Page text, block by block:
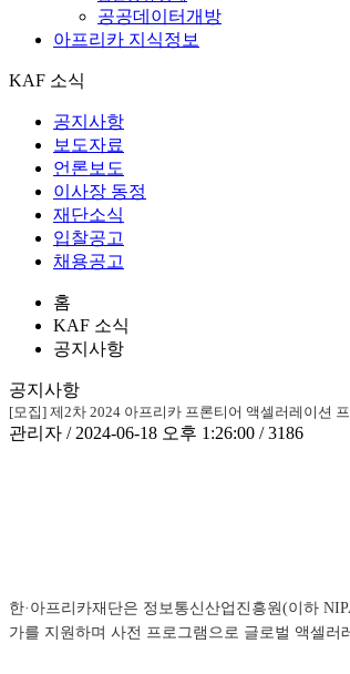
공공데이터개방
아프리카 지식정보
KAF 소식
공지사항
보도자료
언론보도
이사장 동정
재단소식
입찰공고
채용공고
홈
KAF 소식
공지사항
공지사항
[모집] 제2차 2024 아프리카 프론티어 액셀러레이션
관리자 / 2024-06-18 오후 1:26:00 / 3186
한·아프리카재단은 정보통신산업진흥원(이하
가를 지원하며 사전 프로그램으로 글로벌 액셀러